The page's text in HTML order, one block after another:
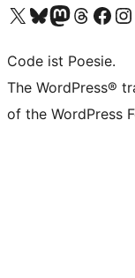
Unser X-Konto (früher Twitter) besuchen
Unser Bluesky-Konto besuchen
Unser Mastodon-Konto
Unser Threads-
Unsere
Code ist Poesie.
The WordPress®
of the WordPress